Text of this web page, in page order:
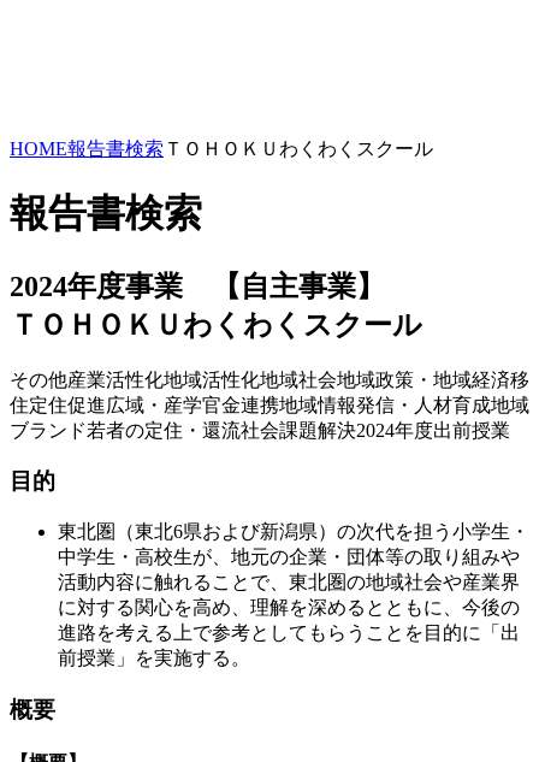
HOME報告書検索 ＴＯＨＯＫＵわくわくスクール
報告書検索
2024年度事業 【自主事業】
ＴＯＨＯＫＵわくわくスクール
その他産業活性化地域活性化地域社会地域政策・地域経済移
住定住促進広域・産学官金連携地域情報発信・人材育成地域
ブランド若者の定住・還流社会課題解決2024年度出前授業
目的
東北圏（東北6県および新潟県）の次代を担う小学生・
中学生・高校生が、地元の企業・団体等の取り組みや
活動内容に触れることで、東北圏の地域社会や産業界
に対する関心を高め、理解を深めるとともに、今後の
進路を考える上で参考としてもらうことを目的に「出
前授業」を実施する。
概要